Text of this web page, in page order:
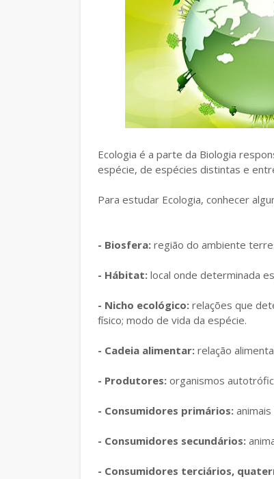
Ecologia é a parte da Biologia
espécie, de espécies distintas e
Para estudar Ecologia, conhecer
- Biosfera: região do ambiente
- Hábitat: local onde determinada
- Nicho ecológico: relações que
físico; modo de vida da espécie.
- Cadeia alimentar: relação
- Produtores: organismos
- Consumidores primários:
- Consumidores secundários:
- Consumidores terciários,